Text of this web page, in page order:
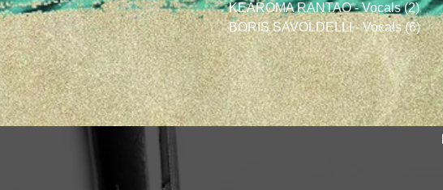
KEAROMA RANTAO - Vocals (2)
BORIS SAVOLDELLI - Vocals (6)